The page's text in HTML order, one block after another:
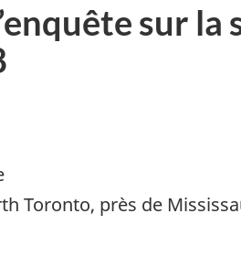
sur
Toronto, près de